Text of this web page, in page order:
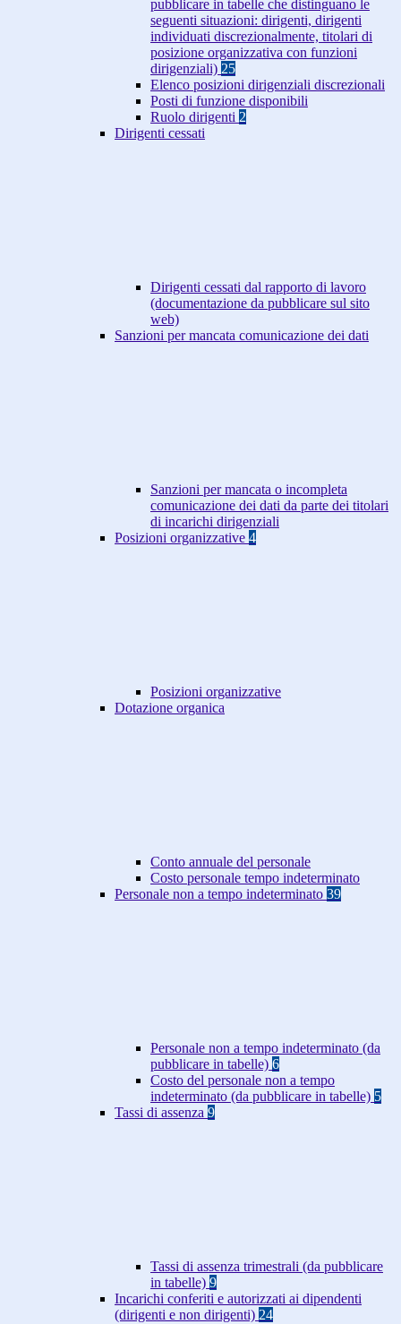
pubblicare in tabelle che distinguano le
seguenti situazioni: dirigenti, dirigenti
individuati discrezionalmente, titolari di
posizione organizzativa con funzioni
dirigenziali) 25
Elenco posizioni dirigenziali discrezionali
Posti di funzione disponibili
Ruolo dirigenti 2
Dirigenti cessati
Dirigenti cessati dal rapporto di lavoro
(documentazione da pubblicare sul sito
web)
Sanzioni per mancata comunicazione dei dati
Sanzioni per mancata o incompleta
comunicazione dei dati da parte dei titolari
di incarichi dirigenziali
Posizioni organizzative 4
Posizioni organizzative
Dotazione organica
Conto annuale del personale
Costo personale tempo indeterminato
Personale non a tempo indeterminato 39
Personale non a tempo indeterminato (da
pubblicare in tabelle) 6
Costo del personale non a tempo
indeterminato (da pubblicare in tabelle) 5
Tassi di assenza 9
Tassi di assenza trimestrali (da pubblicare
in tabelle) 9
Incarichi conferiti e autorizzati ai dipendenti
(dirigenti e non dirigenti) 24